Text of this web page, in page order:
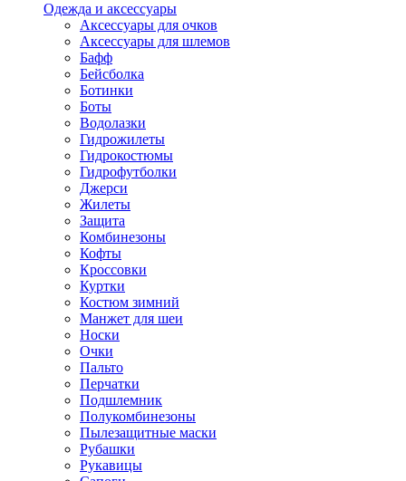
Одежда и аксессуары
Аксессуары для очков
Аксессуары для шлемов
Бафф
Бейсболка
Ботинки
Боты
Водолазки
Гидрожилеты
Гидрокостюмы
Гидрофутболки
Джерси
Жилеты
Защита
Комбинезоны
Кофты
Кроссовки
Куртки
Костюм зимний
Манжет для шеи
Носки
Очки
Пальто
Перчатки
Подшлемник
Полукомбинезоны
Пылезащитные маски
Рубашки
Рукавицы